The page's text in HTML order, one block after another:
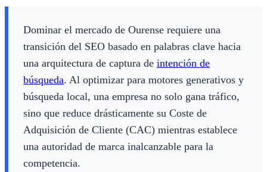
Dominar el mercado de Ourense requiere una
transición del SEO basado en palabras clave hacia
una arquitectura de captura de intención de
búsqueda. Al optimizar para motores generativos y
búsqueda local, una empresa no solo gana tráfico,
sino que reduce drásticamente su Coste de
Adquisición de Cliente (CAC) mientras establece
una autoridad de marca inalcanzable para la
competencia.